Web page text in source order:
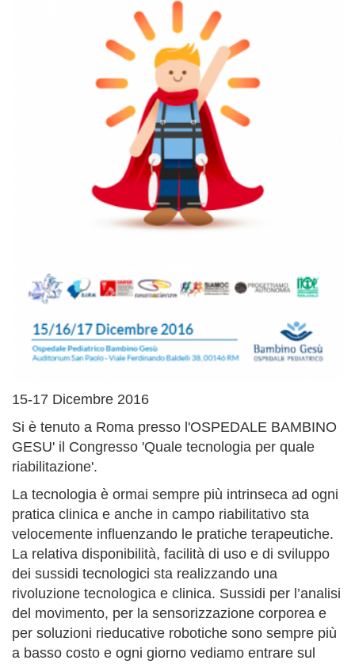
15-17 Dicembre 2016
Si è tenuto a Roma presso l'OSPEDALE BAMBINO
GESU' il Congresso 'Quale tecnologia per quale
riabilitazione'.
La tecnologia è ormai sempre più intrinseca ad ogni
pratica clinica e anche in campo riabilitativo sta
velocemente influenzando le pratiche terapeutiche.
La relativa disponibilità, facilità di uso e di sviluppo
dei sussidi tecnologici sta realizzando una
rivoluzione tecnologica e clinica. Sussidi per l’analisi
del movimento, per la sensorizzazione corporea e
per soluzioni rieducative robotiche sono sempre più
a basso costo e ogni giorno vediamo entrare sul